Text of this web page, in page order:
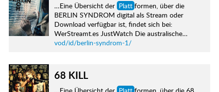
…Eine Übersicht der Platt formen, über die
BERLIN SYNDROM digital als Stream oder
Download verfügbar ist, findet sich bei:
WerStreamt.es JustWatch Die australische…
vod/id/berlin-syndrom-1/
68 KILL